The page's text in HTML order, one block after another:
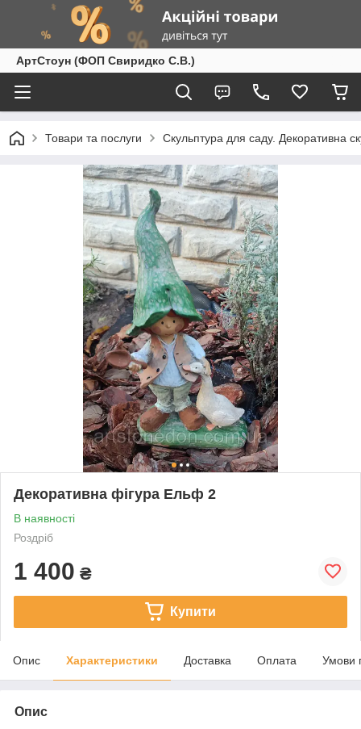
АртСтоун (ФОП Свиридко С.В.)
Товари та послуги Скульптура для саду. Декоративна
Декоративна фігура Ельф 2
В наявності
Роздріб
1 400 ₴
Купити
Опис Характеристики Доставка Оплата Умови
Опис